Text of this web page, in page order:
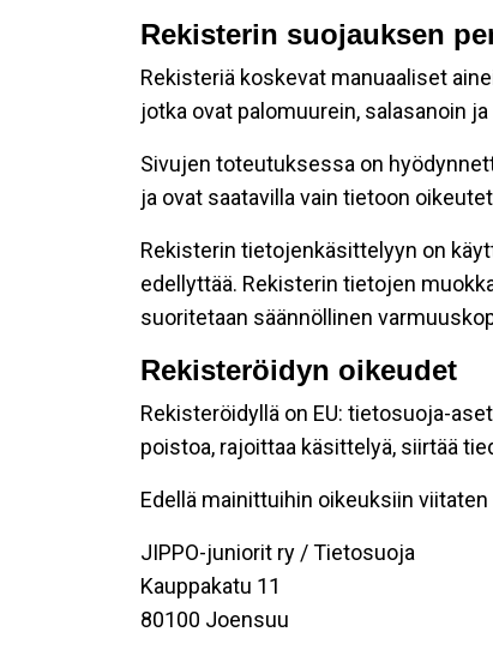
Rekisterin suojauksen
Rekisteriä koskevat manuaaliset
jotka ovat palomuurein, salasanoin
Sivujen toteutuksessa on
ja ovat saatavilla vain tietoon
Rekisterin tietojenkäsittelyyn on
edellyttää. Rekisterin tietojen
suoritetaan säännöllinen
Rekisteröidyn oikeudet
Rekisteröidyllä on EU: tietosuoja-
poistoa, rajoittaa käsittelyä, siirtää
Edellä mainittuihin oikeuksiin
JIPPO-juniorit ry / Tietosuoja
Kauppakatu 11
80100 Joensuu